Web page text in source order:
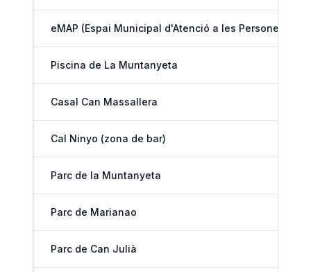
eMAP (Espai Municipal d'Atenció a les Persones)
Piscina de La Muntanyeta
Casal Can Massallera
Cal Ninyo (zona de bar)
Parc de la Muntanyeta
Parc de Marianao
Parc de Can Julià